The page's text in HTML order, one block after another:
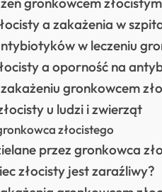
a zakażenia w
w leczeniu
a oporność na
gronkowcem
u ludzi i zwierząt
złocistego
przez gronkowca
złocisty jest zaraźliwy?